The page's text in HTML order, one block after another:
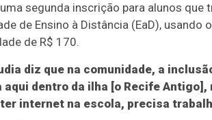
segunda inscrição para alunos que
de Ensino à Distância (EaD),
de R$ 170.
diz que na comunidade, a
aqui dentro da ilha [o Recife
internet na escola, precisa